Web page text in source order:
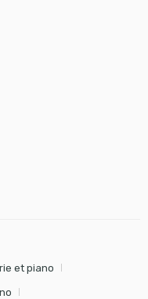
et piano